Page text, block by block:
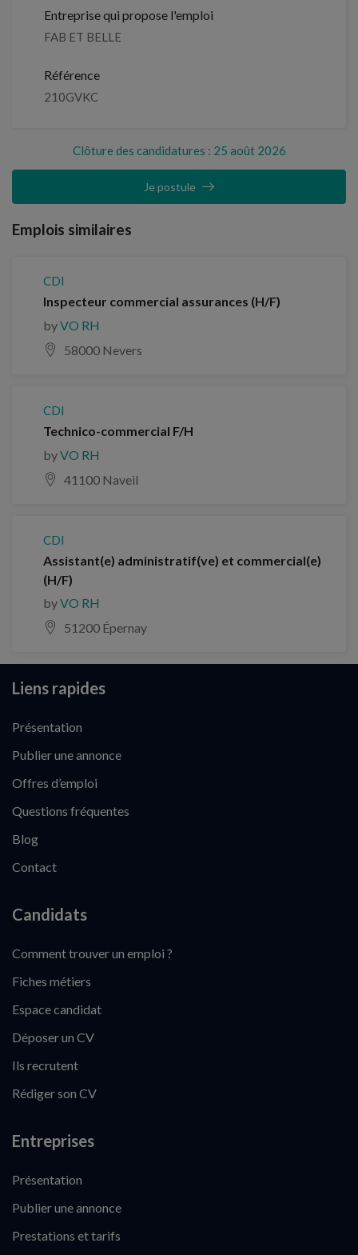
Entreprise qui propose l'emploi
FAB ET BELLE
Référence
210GVKC
Clôture des candidatures : 25 août 2026
Je postule
Emplois similaires
CDI
Inspecteur commercial assurances (H/F)
byVO RH
58000 Nevers
CDI
Technico-commercial F/H
byVO RH
41100 Naveil
CDI
Assistant(e) administratif(ve) et commercial(e)
(H/F)
byVO RH
51200 Épernay
Liens rapides
Présentation
Publier une annonce
Offres d’emploi
Questions fréquentes
Blog
Contact
Candidats
Comment trouver un emploi ?
Fiches métiers
Espace candidat
Déposer un CV
Ils recrutent
Rédiger son CV
Entreprises
Présentation
Publier une annonce
Prestations et tarifs